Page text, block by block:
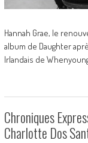
Hannah Grae, le
album de Daughter
Irlandais de
Chroniques
Charlotte Dos